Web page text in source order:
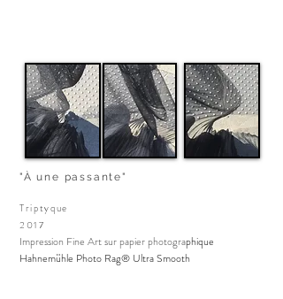
"À une passante"
Triptyque
2017
Impression Fine Art sur papier photographique
Hahnemühle Photo Rag® Ultra Smooth